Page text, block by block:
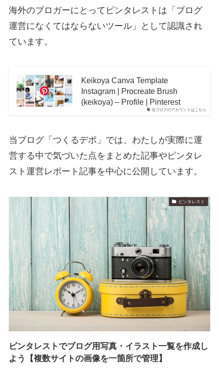
海外のブロガーにとってピンタレストは「ブログ
運営になくてはならないツール」として認識され
ています。
当ブログのアカウントはこちら
Keikoya Canva Template
Instagram | Procreate Brush
(keikoya) – Profile | Pinterest
当ブログ「つくるデポ」では、わたしが実際に運
営する中で気づいた点をまとめた記事やピンタレ
スト運営レポート記事を中心に公開しています。
ピンタレスト
ピンタレストでブログ用写真・イラスト一覧を作成し
よう【複数サイトの画像を一箇所で管理】